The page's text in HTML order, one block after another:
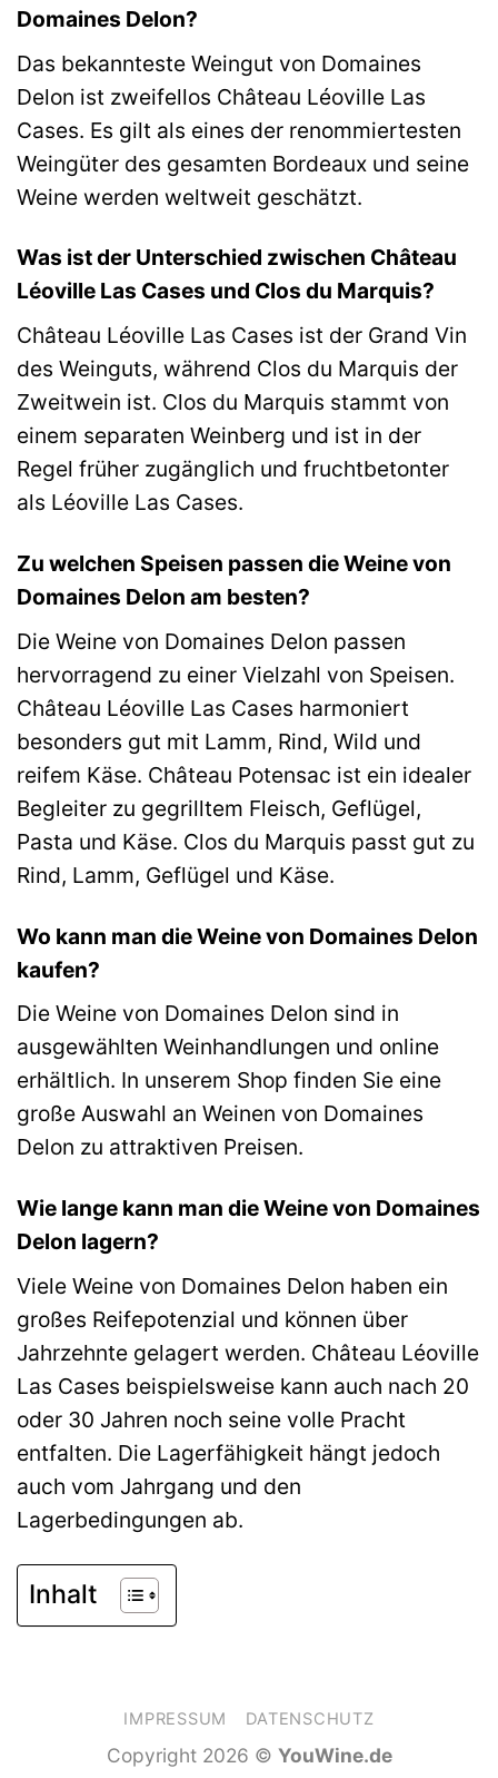
Domaines Delon?
Das bekannteste Weingut von Domaines
Delon ist zweifellos Château Léoville Las
Cases. Es gilt als eines der renommiertesten
Weingüter des gesamten Bordeaux und seine
Weine werden weltweit geschätzt.
Was ist der Unterschied zwischen Château
Léoville Las Cases und Clos du Marquis?
Château Léoville Las Cases ist der Grand Vin
des Weinguts, während Clos du Marquis der
Zweitwein ist. Clos du Marquis stammt von
einem separaten Weinberg und ist in der
Regel früher zugänglich und fruchtbetonter
als Léoville Las Cases.
Zu welchen Speisen passen die Weine von
Domaines Delon am besten?
Die Weine von Domaines Delon passen
hervorragend zu einer Vielzahl von Speisen.
Château Léoville Las Cases harmoniert
besonders gut mit Lamm, Rind, Wild und
reifem Käse. Château Potensac ist ein idealer
Begleiter zu gegrilltem Fleisch, Geflügel,
Pasta und Käse. Clos du Marquis passt gut zu
Rind, Lamm, Geflügel und Käse.
Wo kann man die Weine von Domaines Delon
kaufen?
Die Weine von Domaines Delon sind in
ausgewählten Weinhandlungen und online
erhältlich. In unserem Shop finden Sie eine
große Auswahl an Weinen von Domaines
Delon zu attraktiven Preisen.
Wie lange kann man die Weine von Domaines
Delon lagern?
Viele Weine von Domaines Delon haben ein
großes Reifepotenzial und können über
Jahrzehnte gelagert werden. Château Léoville
Las Cases beispielsweise kann auch nach 20
oder 30 Jahren noch seine volle Pracht
entfalten. Die Lagerfähigkeit hängt jedoch
auch vom Jahrgang und den
Lagerbedingungen ab.
Inhalt
IMPRESSUM DATENSCHUTZ
Copyright 2026 © YouWine.de